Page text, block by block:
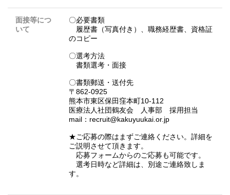
面接等につ
いて
〇必要書類
履歴書（写真付き）、職務経歴書、資格証
のコピー
〇選考方法
書類選考・面接
〇書類郵送・送付先
〒862-0925
熊本市東区保田窪本町10-112
医療法人社団鶴友会 人事部 採用担当
mail：recruit@kakuyuukai.or.jp
★ご応募の際はまずご連絡ください。詳細を
ご説明させて頂きます。
応募フォームからのご応募も可能です。
選考日時など詳細は、別途ご連絡致しま
す。